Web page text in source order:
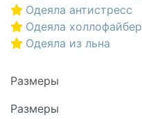
Одеяла антистресс
Одеяла холлофайбер
Одеяла из льна
Размеры
Размеры